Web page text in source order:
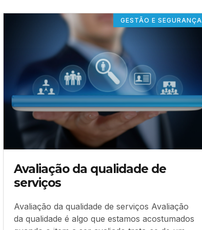
GESTÃO E SEGURANÇA
Avaliação da qualidade de
serviços
Avaliação da qualidade de serviços Avaliação
da qualidade é algo que estamos acostumados